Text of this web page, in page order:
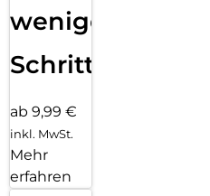
wenigen
Schritten
ab 9,99 €
inkl. MwSt.
Mehr
erfahren